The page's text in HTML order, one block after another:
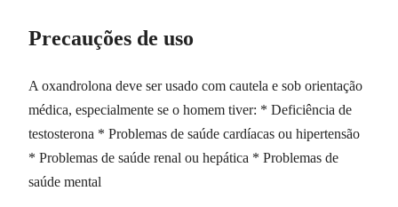
Precauções de uso
A oxandrolona deve ser usado com cautela e sob orientação
médica, especialmente se o homem tiver: * Deficiência de
testosterona * Problemas de saúde cardíacas ou hipertensão
* Problemas de saúde renal ou hepática * Problemas de
saúde mental